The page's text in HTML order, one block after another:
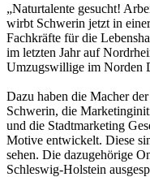
„Naturtalente gesucht!
wirbt Schwerin jetzt in
Fachkräfte für die
im letzten Jahr auf
Umzugswillige im Norden
Dazu haben die Macher
Schwerin, die
und die Stadtmarketing
Motive entwickelt. Diese
sehen. Die dazugehörige
Schleswig-Holstein